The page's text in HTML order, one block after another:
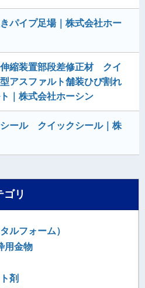
パイプ足場｜株式会社ホー
縮装置部段差修正材 クイ
アスファルト舗装ひび割れ
｜株式会社ホーシン
ール クイックシール｜株
ゴリ
ルフォーム）
用金物
剤